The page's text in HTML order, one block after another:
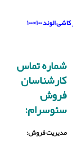
۱۰۰×۱۰۰
شماره تماس
کارشناسان
فروش
سئوسرام:
مدیریت فروش: